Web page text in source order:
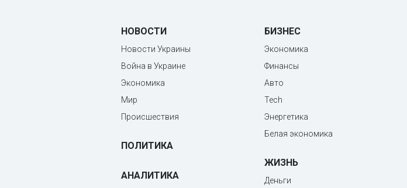
НОВОСТИ
Новости Украины
Война в Украине
Экономика
Мир
Происшествия
ПОЛИТИКА
АНАЛИТИКА
БИЗНЕС
Экономика
Финансы
Авто
Tech
Энергетика
Белая экономика
ЖИЗНЬ
Деньги